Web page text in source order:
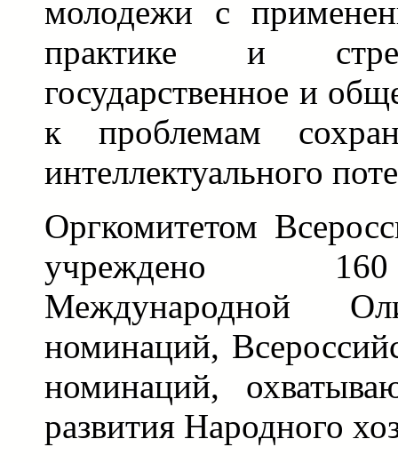
молодежи с
практике и
государственное и
к проблемам
интеллектуального
Оргкомитетом
учреждено
Международной
номинаций,
номинаций,
развития Народного